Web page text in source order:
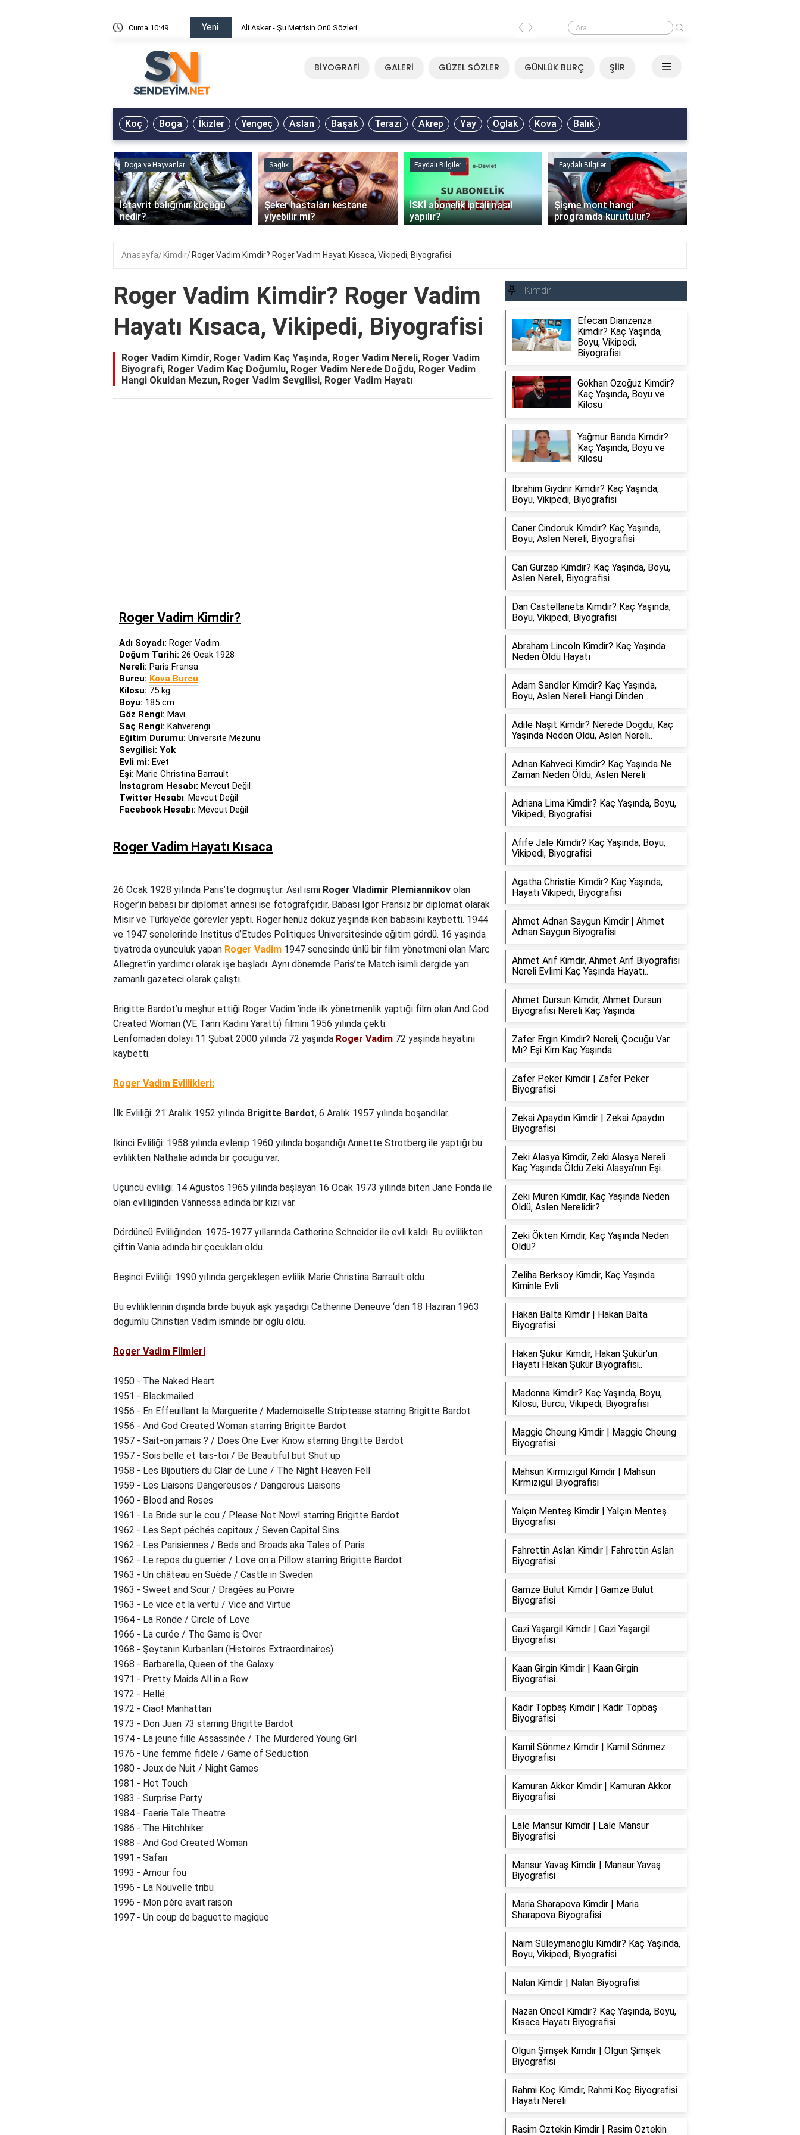
Cuma 10:49 Yeni Ali Asker - Şu Metrisin Önü Sözleri Mirkelam - Tavla Sözleri
‹ ›
BİYOGRAFİ GALERİ GÜZEL SÖZLER GÜNLÜK BURÇ ŞİİR
Koç Boğa İkizler Yengeç Aslan Başak Terazi Akrep Yay Oğlak Kova Balık
Doğa ve Hayvanlar
İstavrit balığının küçüğü
nedir?
Sağlık
Şeker hastaları kestane
yiyebilir mi?
Faydalı Bilgiler
İSKİ abonelik iptali nasıl
yapılır?
Faydalı Bilgiler
Şişme mont hangi
programda kurutulur?
‹ ›
Anasayfa Kimdir Roger Vadim Kimdir? Roger Vadim Hayatı Kısaca, Vikipedi, Biyografisi
Roger Vadim Kimdir? Roger Vadim
Hayatı Kısaca, Vikipedi, Biyografisi
Roger Vadim Kimdir, Roger Vadim Kaç Yaşında, Roger Vadim Nereli, Roger Vadim
Biyografi, Roger Vadim Kaç Doğumlu, Roger Vadim Nerede Doğdu, Roger Vadim
Hangi Okuldan Mezun, Roger Vadim Sevgilisi, Roger Vadim Hayatı
Roger Vadim Kimdir?
Adı Soyadı: Roger Vadim
Doğum Tarihi: 26 Ocak 1928
Nereli: Paris Fransa
Burcu: Kova Burcu
Kilosu: 75 kg
Boyu: 185 cm
Göz Rengi: Mavi
Saç Rengi: Kahverengi
Eğitim Durumu: Üniversite Mezunu
Sevgilisi: Yok
Evli mi: Evet
Eşi: Marie Christina Barrault
İnstagram Hesabı: Mevcut Değil
Twitter Hesabı: Mevcut Değil
Facebook Hesabı: Mevcut Değil
Roger Vadim Hayatı Kısaca
26 Ocak 1928 yılında Paris’te doğmuştur. Asıl ismi Roger Vladimir Plemiannikov olan
Roger’in babası bir diplomat annesi ise fotoğrafçıdır. Babası İgor Fransız bir diplomat olarak
Mısır ve Türkiye’de görevler yaptı. Roger henüz dokuz yaşında iken babasını kaybetti. 1944
ve 1947 senelerinde Institus d’Etudes Politiques Üniversitesinde eğitim gördü. 16 yaşında
tiyatroda oyunculuk yapan Roger Vadim 1947 senesinde ünlü bir film yönetmeni olan Marc
Allegret’in yardımcı olarak işe başladı. Aynı dönemde Paris’te Match isimli dergide yarı
zamanlı gazeteci olarak çalıştı.
Brigitte Bardot’u meşhur ettiği Roger Vadim ’inde ilk yönetmenlik yaptığı film olan And God
Created Woman (VE Tanrı Kadını Yarattı) filmini 1956 yılında çekti.
Lenfomadan dolayı 11 Şubat 2000 yılında 72 yaşında Roger Vadim 72 yaşında hayatını
kaybetti.
Roger Vadim Evlilikleri:
İlk Evliliği: 21 Aralık 1952 yılında Brigitte Bardot, 6 Aralık 1957 yılında boşandılar.
İkinci Evliliği: 1958 yılında evlenip 1960 yılında boşandığı Annette Strotberg ile yaptığı bu
evlilikten Nathalie adında bir çocuğu var.
Üçüncü evliliği: 14 Ağustos 1965 yılında başlayan 16 Ocak 1973 yılında biten Jane Fonda ile
olan evliliğinden Vannessa adında bir kızı var.
Dördüncü Evliliğinden: 1975-1977 yıllarında Catherine Schneider ile evli kaldı. Bu evlilikten
çiftin Vania adında bir çocukları oldu.
Beşinci Evliliği: 1990 yılında gerçekleşen evlilik Marie Christina Barrault oldu.
Bu evliliklerinin dışında birde büyük aşk yaşadığı Catherine Deneuve ‘dan 18 Haziran 1963
doğumlu Chiristian Vadim isminde bir oğlu oldu.
Roger Vadim Filmleri
1950 - The Naked Heart
1951 - Blackmailed
1956 - En Effeuillant la Marguerite / Mademoiselle Striptease starring Brigitte Bardot
1956 - And God Created Woman starring Brigitte Bardot
1957 - Sait-on jamais ? / Does One Ever Know starring Brigitte Bardot
1957 - Sois belle et tais-toi / Be Beautiful but Shut up
1958 - Les Bijoutiers du Clair de Lune / The Night Heaven Fell
1959 - Les Liaisons Dangereuses / Dangerous Liaisons
1960 - Blood and Roses
1961 - La Bride sur le cou / Please Not Now! starring Brigitte Bardot
1962 - Les Sept péchés capitaux / Seven Capital Sins
1962 - Les Parisiennes / Beds and Broads aka Tales of Paris
1962 - Le repos du guerrier / Love on a Pillow starring Brigitte Bardot
1963 - Un château en Suède / Castle in Sweden
1963 - Sweet and Sour / Dragées au Poivre
1963 - Le vice et la vertu / Vice and Virtue
1964 - La Ronde / Circle of Love
1966 - La curée / The Game is Over
1968 - Şeytanın Kurbanları (Histoires Extraordinaires)
1968 - Barbarella, Queen of the Galaxy
1971 - Pretty Maids All in a Row
1972 - Hellé
1972 - Ciao! Manhattan
1973 - Don Juan 73 starring Brigitte Bardot
1974 - La jeune fille Assassinée / The Murdered Young Girl
1976 - Une femme fidèle / Game of Seduction
1980 - Jeux de Nuit / Night Games
1981 - Hot Touch
1983 - Surprise Party
1984 - Faerie Tale Theatre
1986 - The Hitchhiker
1988 - And God Created Woman
1991 - Safari
1993 - Amour fou
1996 - La Nouvelle tribu
1996 - Mon père avait raison
1997 - Un coup de baguette magique
Kimdir
Efecan Dianzenza
Kimdir? Kaç Yaşında,
Boyu, Vikipedi,
Biyografisi
Gökhan Özoğuz Kimdir?
Kaç Yaşında, Boyu ve
Kilosu
Yağmur Banda Kimdir?
Kaç Yaşında, Boyu ve
Kilosu
İbrahim Giydirir Kimdir? Kaç Yaşında,
Boyu, Vikipedi, Biyografisi
Caner Cindoruk Kimdir? Kaç Yaşında,
Boyu, Aslen Nereli, Biyografisi
Can Gürzap Kimdir? Kaç Yaşında, Boyu,
Aslen Nereli, Biyografisi
Dan Castellaneta Kimdir? Kaç Yaşında,
Boyu, Vikipedi, Biyografisi
Abraham Lincoln Kimdir? Kaç Yaşında
Neden Öldü Hayatı
Adam Sandler Kimdir? Kaç Yaşında,
Boyu, Aslen Nereli Hangi Dinden
Adile Naşit Kimdir? Nerede Doğdu, Kaç
Yaşında Neden Öldü, Aslen Nereli..
Adnan Kahveci Kimdir? Kaç Yaşında Ne
Zaman Neden Öldü, Aslen Nereli
Adriana Lima Kimdir? Kaç Yaşında, Boyu,
Vikipedi, Biyografisi
Afife Jale Kimdir? Kaç Yaşında, Boyu,
Vikipedi, Biyografisi
Agatha Christie Kimdir? Kaç Yaşında,
Hayatı Vikipedi, Biyografisi
Ahmet Adnan Saygun Kimdir | Ahmet
Adnan Saygun Biyografisi
Ahmet Arif Kimdir, Ahmet Arif Biyografisi
Nereli Evlimi Kaç Yaşında Hayatı..
Ahmet Dursun Kimdir, Ahmet Dursun
Biyografisi Nereli Kaç Yaşında
Zafer Ergin Kimdir? Nereli, Çocuğu Var
Mı? Eşi Kim Kaç Yaşında
Zafer Peker Kimdir | Zafer Peker
Biyografisi
Zekai Apaydın Kimdir | Zekai Apaydın
Biyografisi
Zeki Alasya Kimdir, Zeki Alasya Nereli
Kaç Yaşında Öldü Zeki Alasya'nın Eşi..
Zeki Müren Kimdir, Kaç Yaşında Neden
Öldü, Aslen Nerelidir?
Zeki Ökten Kimdir, Kaç Yaşında Neden
Öldü?
Zeliha Berksoy Kimdir, Kaç Yaşında
Kiminle Evli
Hakan Balta Kimdir | Hakan Balta
Biyografisi
Hakan Şükür Kimdir, Hakan Şükür'ün
Hayatı Hakan Şükür Biyografisi..
Madonna Kimdir? Kaç Yaşında, Boyu,
Kilosu, Burcu, Vikipedi, Biyografisi
Maggie Cheung Kimdir | Maggie Cheung
Biyografisi
Mahsun Kırmızıgül Kimdir | Mahsun
Kırmızıgül Biyografisi
Yalçın Menteş Kimdir | Yalçın Menteş
Biyografisi
Fahrettin Aslan Kimdir | Fahrettin Aslan
Biyografisi
Gamze Bulut Kimdir | Gamze Bulut
Biyografisi
Gazi Yaşargil Kimdir | Gazi Yaşargil
Biyografisi
Kaan Girgin Kimdir | Kaan Girgin
Biyografisi
Kadir Topbaş Kimdir | Kadir Topbaş
Biyografisi
Kamil Sönmez Kimdir | Kamil Sönmez
Biyografisi
Kamuran Akkor Kimdir | Kamuran Akkor
Biyografisi
Lale Mansur Kimdir | Lale Mansur
Biyografisi
Mansur Yavaş Kimdir | Mansur Yavaş
Biyografisi
Maria Sharapova Kimdir | Maria
Sharapova Biyografisi
Naim Süleymanoğlu Kimdir? Kaç Yaşında,
Boyu, Vikipedi, Biyografisi
Nalan Kimdir | Nalan Biyografisi
Nazan Öncel Kimdir? Kaç Yaşında, Boyu,
Kısaca Hayatı Biyografisi
Olgun Şimşek Kimdir | Olgun Şimşek
Biyografisi
Rahmi Koç Kimdir, Rahmi Koç Biyografisi
Hayatı Nereli
Rasim Öztekin Kimdir | Rasim Öztekin